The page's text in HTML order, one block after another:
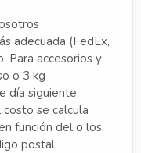
adecuada (FedEx,
Para accesorios y
o 3 kg
día siguiente,
se calcula
función del o los
postal.